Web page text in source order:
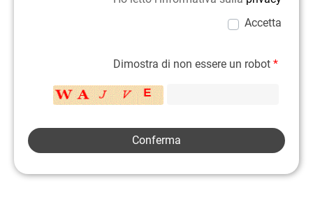
Accetta
Dimostra di non essere un robot *